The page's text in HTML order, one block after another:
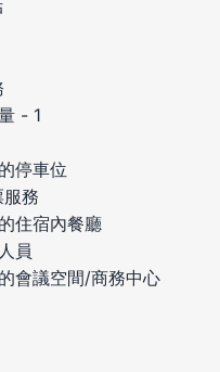
- 1
停車位
務
住宿內餐廳
員
會議空間/商務中心